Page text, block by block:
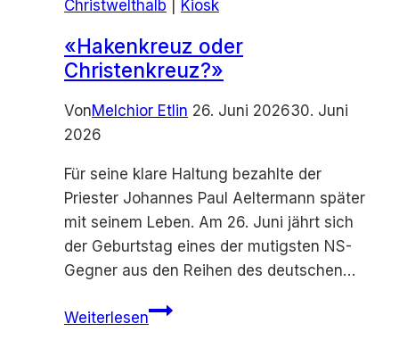
Christwelthalb Kiosk
«Hakenkreuz oder
Christenkreuz?»
VonMelchior Etlin 26. Juni 202630. Juni
2026
Für seine klare Haltung bezahlte der
Priester Johannes Paul Aeltermann später
mit seinem Leben. Am 26. Juni jährt sich
der Geburtstag eines der mutigsten NS-
Gegner aus den Reihen des deutschen…
Weiterlesen«Hakenkreuz